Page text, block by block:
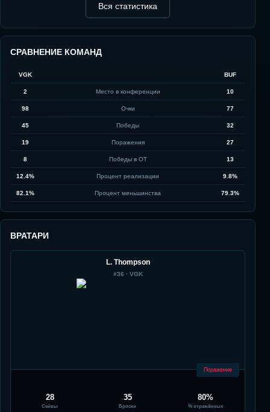
Вся статистика
СРАВНЕНИЕ КОМАНД
VGK BUF
2 Место в конференции 10
98 Очки 77
45 Победы 32
19 Поражения 27
8 Победы в ОТ 13
12.4% Процент реализации 9.8%
82.1% Процент меньшинства 79.3%
ВРАТАРИ
L. Thompson
#36 · VGK
Поражение
28
Сейвы
35
Броски
80%
% отражённых